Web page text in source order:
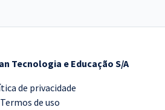
Tecnologia e Educação S/A
de privacidade
Termos de uso